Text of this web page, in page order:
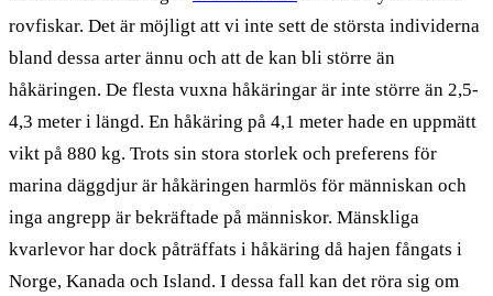
rovfiskar. Det är möjligt att vi inte sett de största individerna
bland dessa arter ännu och att de kan bli större än
håkäringen. De flesta vuxna håkäringar är inte större än 2,5-
4,3 meter i längd. En håkäring på 4,1 meter hade en uppmätt
vikt på 880 kg. Trots sin stora storlek och preferens för
marina däggdjur är håkäringen harmlös för människan och
inga angrepp är bekräftade på människor. Mänskliga
kvarlevor har dock påträffats i håkäring då hajen fångats i
Norge, Kanada och Island. I dessa fall kan det röra sig om